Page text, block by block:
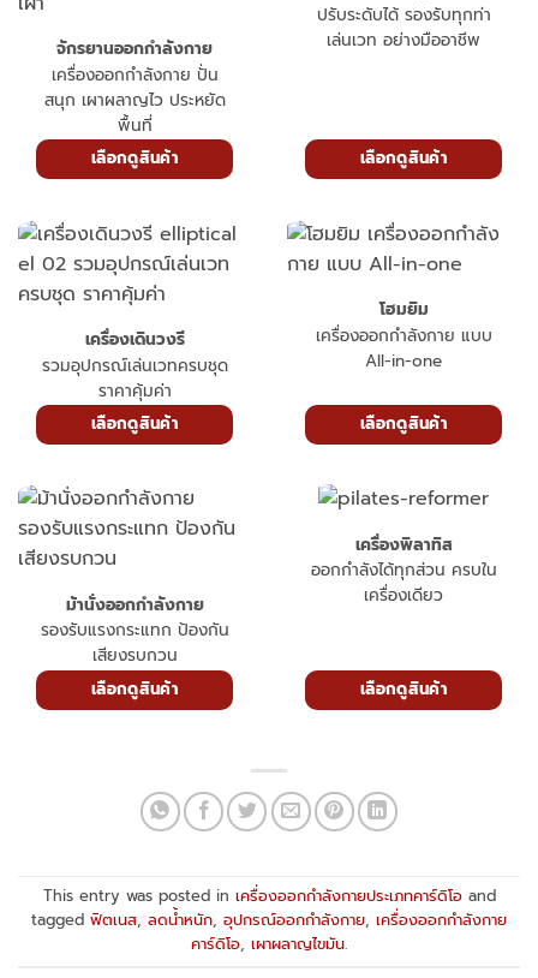
จักรยานออกกำลังกาย
เครื่องออกกำลังกาย ปั่น
สนุก เผาผลาญไว ประหยัด
พื้นที่
เลือกดูสินค้า
ปรับระดับได้ รองรับทุกท่า
เล่นเวท อย่างมืออาชีพ
เลือกดูสินค้า
เครื่องเดินวงรี
รวมอุปกรณ์เล่นเวทครบชุด
ราคาคุ้มค่า
เลือกดูสินค้า
โฮมยิม
เครื่องออกกำลังกาย แบบ
All-in-one
เลือกดูสินค้า
ม้านั่งออกกำลังกาย
รองรับแรงกระแทก ป้องกัน
เสียงรบกวน
เลือกดูสินค้า
เครื่องพิลาทิส
ออกกำลังได้ทุกส่วน ครบใน
เครื่องเดียว
เลือกดูสินค้า
This entry was posted in เครื่องออกกำลังกายประเภทคาร์ดิโอand
tagged ฟิตเนส, ลดน้ำหนัก, อุปกรณ์ออกกำลังกาย, เครื่องออกกำลังกาย
คาร์ดิโอ, เผาผลาญไขมัน.